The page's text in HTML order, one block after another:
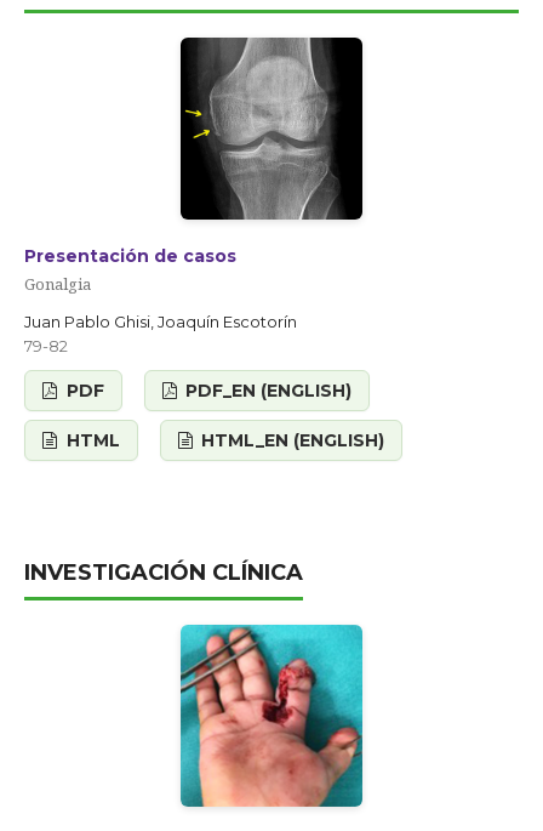
Presentación de casos
Gonalgia
Juan Pablo Ghisi, Joaquín Escotorín
79-82
PDF PDF_EN (ENGLISH)
HTML HTML_EN (ENGLISH)
INVESTIGACIÓN CLÍNICA